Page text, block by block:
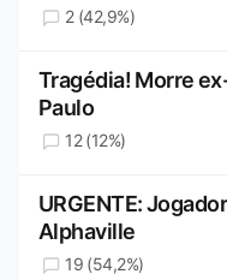
2 (42,9%)
Tragédia! Morre
Paulo
12 (12%)
URGENTE:
Alphaville
19 (54,2%)